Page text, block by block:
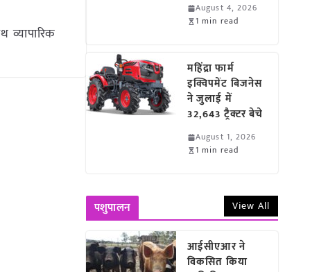
August 4, 2026
1 min read
महिंद्रा फार्म
इक्विपमेंट बिजनेस
ने जुलाई में
32,643 ट्रैक्टर बेचे
August 1, 2026
1 min read
पशुपालन View All
आईसीएआर ने
विकसित किया